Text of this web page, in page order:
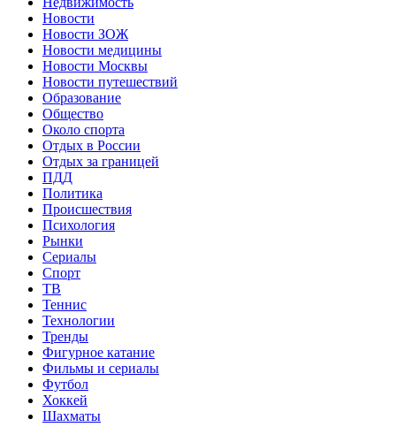
Новости
Новости ЗОЖ
Новости медицины
Новости Москвы
Новости путешествий
Образование
Общество
Около спорта
Отдых в России
Отдых за границей
ПДД
Политика
Происшествия
Психология
Рынки
Сериалы
Спорт
ТВ
Теннис
Технологии
Тренды
Фигурное катание
Фильмы и сериалы
Футбол
Хоккей
Шахматы